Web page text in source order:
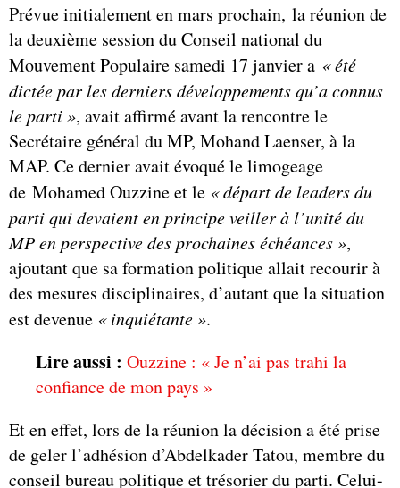
Prévue initialement en mars prochain, la réunion de
la deuxième session du Conseil national du
Mouvement Populaire samedi 17 janvier a «été
dictée par les derniers développements qu’a connus
le parti», avait affirmé avant la rencontre le
Secrétaire général du MP, Mohand Laenser, à la
MAP. Ce dernier avait évoqué le limogeage
de Mohamed Ouzzine et le «départ de leaders du
parti qui devaient en principe veiller à l’unité du
MP en perspective des prochaines échéances»,
ajoutant que sa formation politique allait recourir à
des mesures disciplinaires, d’autant que la situation
est devenue « inquiétante ».
Lire aussi : Ouzzine : « Je n’ai pas trahi la
confiance de mon pays »
Et en effet, lors de la réunion la décision a été prise
de geler l’adhésion d’Abdelkader Tatou, membre du
conseil bureau politique et trésorier du parti. Celui-